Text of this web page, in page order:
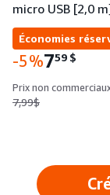
micro USB [2,0
Économies
entreprises
-5%759 $
Prix non
7,99$